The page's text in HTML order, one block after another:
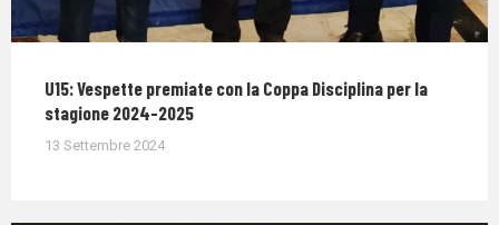
U15: Vespette premiate con la Coppa Disciplina per la
stagione 2024-2025
13 Settembre 2024